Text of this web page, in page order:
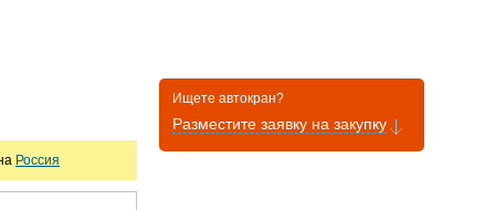
Россия
Ищете автокран?
Разместите заявку на закупку